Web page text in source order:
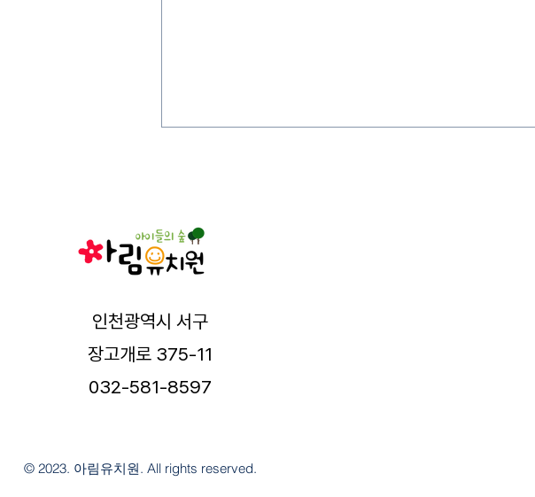
인천광역시 서구
장고개로 375-11
032-581-8597
© 2023. 아림유치원. All rights reserved.